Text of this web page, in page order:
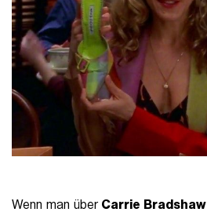
Wenn man über Carrie Bradshaw